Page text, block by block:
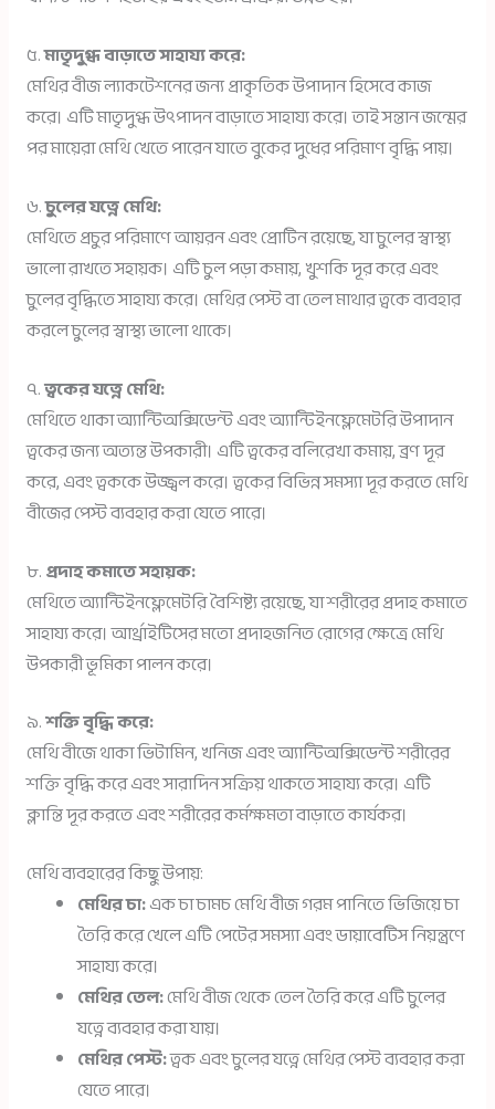
৫.মাতৃদুগ্ধ বাড়াতে সাহায্য করে:
মেথির বীজ ল্যাকটেশনের জন্য প্রাকৃতিক উপাদান হিসেবে কাজ
করে। এটি মাতৃদুগ্ধ উৎপাদন বাড়াতে সাহায্য করে। তাই সন্তান জন্মের
পর মায়েরা মেথি খেতে পারেন যাতে বুকের দুধের পরিমাণ বৃদ্ধি পায়।
৬.চুলের যত্নে মেথি:
মেথিতে প্রচুর পরিমাণে আয়রন এবং প্রোটিন রয়েছে, যা চুলের স্বাস্থ্য
ভালো রাখতে সহায়ক। এটি চুল পড়া কমায়, খুশকি দূর করে এবং
চুলের বৃদ্ধিতে সাহায্য করে। মেথির পেস্ট বা তেল মাথার ত্বকে ব্যবহার
করলে চুলের স্বাস্থ্য ভালো থাকে।
৭.ত্বকের যত্নে মেথি:
মেথিতে থাকা অ্যান্টিঅক্সিডেন্ট এবং অ্যান্টিইনফ্লেমেটরি উপাদান
ত্বকের জন্য অত্যন্ত উপকারী। এটি ত্বকের বলিরেখা কমায়, ব্রণ দূর
করে, এবং ত্বককে উজ্জ্বল করে। ত্বকের বিভিন্ন সমস্যা দূর করতে মেথি
বীজের পেস্ট ব্যবহার করা যেতে পারে।
৮.প্রদাহ কমাতে সহায়ক:
মেথিতে অ্যান্টিইনফ্লেমেটরি বৈশিষ্ট্য রয়েছে, যা শরীরের প্রদাহ কমাতে
সাহায্য করে। আর্থ্রাইটিসের মতো প্রদাহজনিত রোগের ক্ষেত্রে মেথি
উপকারী ভূমিকা পালন করে।
৯.শক্তি বৃদ্ধি করে:
মেথি বীজে থাকা ভিটামিন, খনিজ এবং অ্যান্টিঅক্সিডেন্ট শরীরের
শক্তি বৃদ্ধি করে এবং সারাদিন সক্রিয় থাকতে সাহায্য করে। এটি
ক্লান্তি দূর করতে এবং শরীরের কর্মক্ষমতা বাড়াতে কার্যকর।
মেথি ব্যবহারের কিছু উপায়:
মেথির চা:এক চা চামচ মেথি বীজ গরম পানিতে ভিজিয়ে চা
তৈরি করে খেলে এটি পেটের সমস্যা এবং ডায়াবেটিস নিয়ন্ত্রণে
সাহায্য করে।
মেথির তেল:মেথি বীজ থেকে তেল তৈরি করে এটি চুলের
যত্নে ব্যবহার করা যায়।
মেথির পেস্ট:ত্বক এবং চুলের যত্নে মেথির পেস্ট ব্যবহার করা
যেতে পারে।